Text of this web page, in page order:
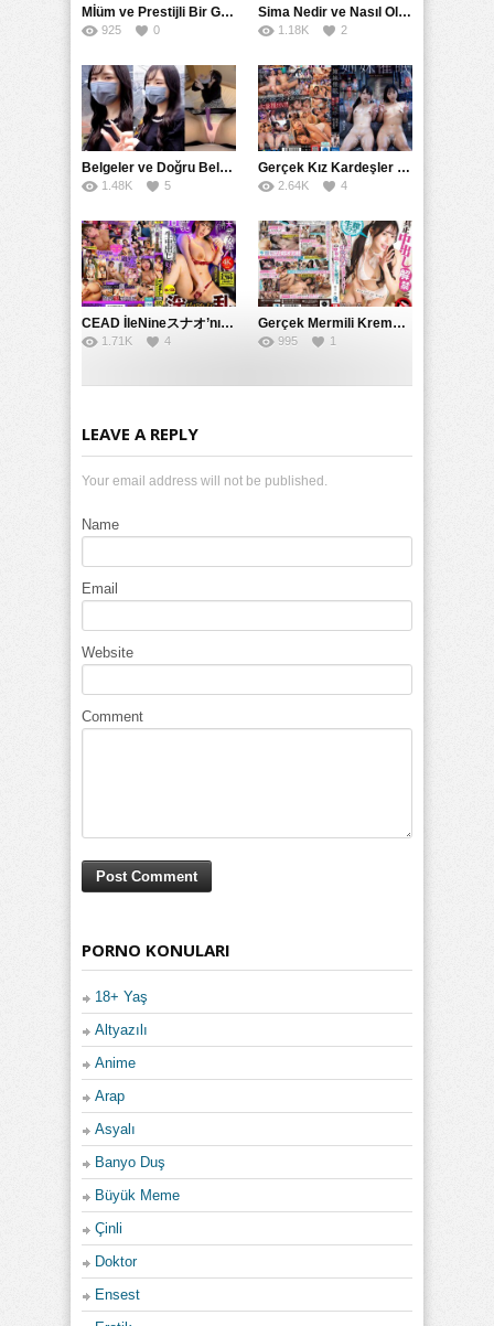
Mİüm ve Prestijli Bir Gecenin Sırları: Gizemli Bir Kadın ve Mükemmel Bir Macera
925 0
Sima Nedir ve Nasıl Oluşur
1.18K 2
Belgeler ve Doğru Belgelendirmede DOCS’in Önemi
1.48K 5
Gerçek Kız Kardeşler hipnoz ve zihin kontrolü altında liebe阴茎 için yalvaran kızlar: Mısakı Nemıne Mına Hınano
2.64K 4
CEAD İleNineスナオ’nın Çılgın ve Seksüel Dünyası: Büyük Kalçalar ve Çılgın İlişkiler
1.71K 4
Gerçek Mermili Kremalı Pasta Büyük Dağıtımı, Ben Herkesin Özel Placesine Hizmet Eden En Üst Düzey Erotik Ürünler Günün Fırsatı
995 1
LEAVE A REPLY
Your email address will not be published.
Name
Email
Website
Comment
PORNO KONULARI
18+ Yaş
Altyazılı
Anime
Arap
Asyalı
Banyo Duş
Büyük Meme
Çinli
Doktor
Ensest